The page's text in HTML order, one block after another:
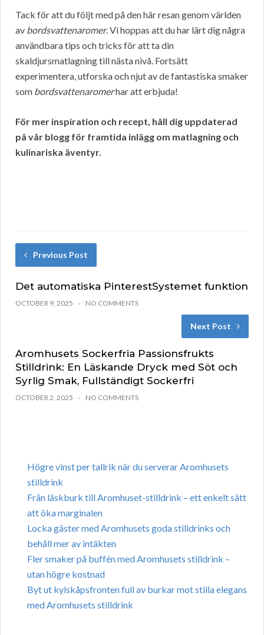
Tack för att du följt med på den här resan genom världen
av bordsvattenaromer. Vi hoppas att du har lärt dig några
användbara tips och tricks för att ta din
skaldjursmatlagning till nästa nivå. Fortsätt
experimentera, utforska och njut av de fantastiska smaker
som bordsvattenaromerhar att erbjuda!
För mer inspiration och recept, håll dig uppdaterad
på vår blogg för framtida inlägg om matlagning och
kulinariska äventyr.
Previous Post
Det automatiska PinterestSystemet funktion
OCTOBER 9, 2025 NO COMMENTS
Next Post
Aromhusets Sockerfria Passionsfrukts
Stilldrink: En Läskande Dryck med Söt och
Syrlig Smak, Fullständigt Sockerfri
OCTOBER 2, 2025 NO COMMENTS
Högre vinst per tallrik när du serverar Aromhusets
stilldrink
Från läskburk till Aromhuset-stilldrink – ett enkelt sätt
att öka marginalen
Locka gäster med Aromhusets goda stilldrinks och
behåll mer av intäkten
Fler smaker på buffén med Aromhusets stilldrink –
utan högre kostnad
Byt ut kylskåpsfronten full av burkar mot stilla elegans
med Aromhusets stilldrink